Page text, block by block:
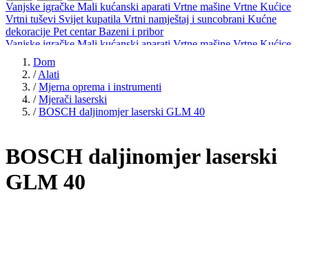
Vanjske igračke Mali kućanski aparati Vrtne mašine Vrtne Kućice
Vrtni tuševi Svijet kupatila Vrtni namještaj i suncobrani Kućne
dekoracije Pet centarBazeni i pribor
Vanjske igračke Mali kućanski aparati Vrtne mašine Vrtne Kućice
Vrtni tuševi
dekoracijePet centar
Dom
/ Alati
/ Mjerna oprema i instrumenti
/ Mjerači laserski
/ BOSCH daljinomjer laserski GLM 40
BOSCH daljinomjer laserski
GLM 40